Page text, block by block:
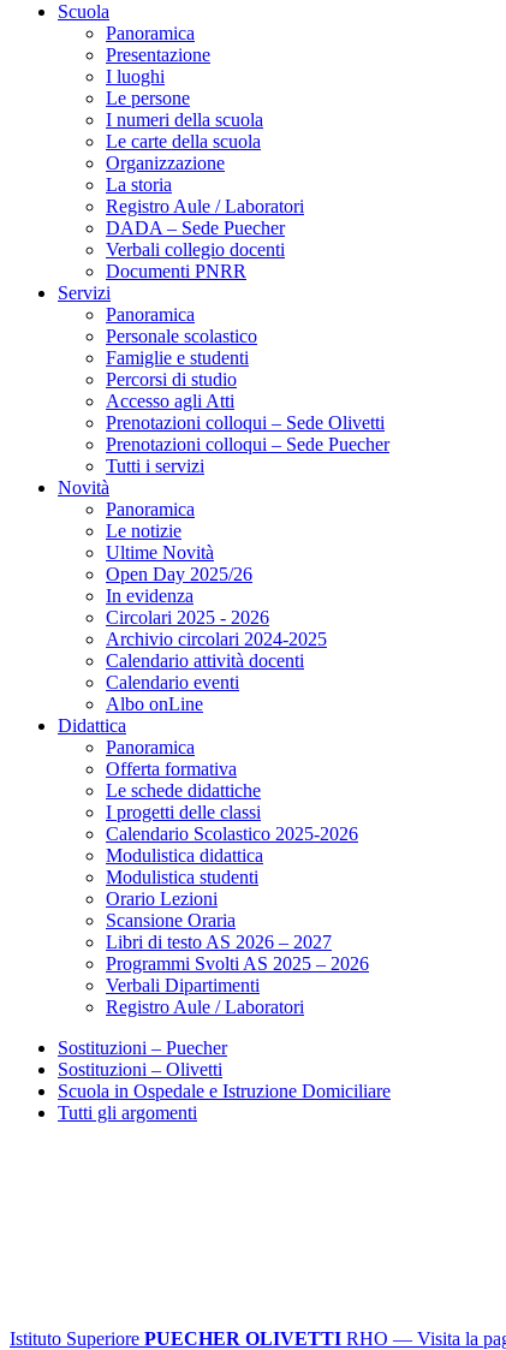
Scuola
Panoramica
Presentazione
I luoghi
Le persone
I numeri della scuola
Le carte della scuola
Organizzazione
La storia
Registro Aule / Laboratori
DADA – Sede Puecher
Verbali collegio docenti
Documenti PNRR
Servizi
Panoramica
Personale scolastico
Famiglie e studenti
Percorsi di studio
Accesso agli Atti
Prenotazioni colloqui – Sede Olivetti
Prenotazioni colloqui – Sede Puecher
Tutti i servizi
Novità
Panoramica
Le notizie
Ultime Novità
Open Day 2025/26
In evidenza
Circolari 2025 - 2026
Archivio circolari 2024-2025
Calendario attività docenti
Calendario eventi
Albo onLine
Didattica
Panoramica
Offerta formativa
Le schede didattiche
I progetti delle classi
Calendario Scolastico 2025-2026
Modulistica didattica
Modulistica studenti
Orario Lezioni
Scansione Oraria
Libri di testo AS 2026 – 2027
Programmi Svolti AS 2025 – 2026
Verbali Dipartimenti
Registro Aule / Laboratori
Sostituzioni – Puecher
Sostituzioni – Olivetti
Scuola in Ospedale e Istruzione Domiciliare
Tutti gli argomenti
Istituto Superiore PUECHER OLIVETTI RHO — Visita la